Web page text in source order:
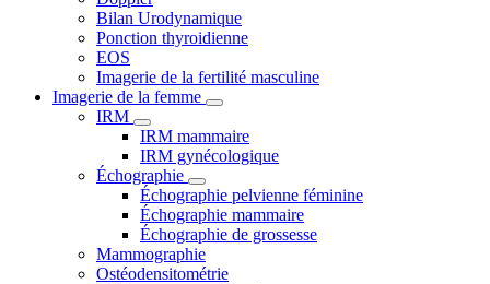
Bilan Urodynamique
Ponction thyroidienne
EOS
Imagerie de la fertilité masculine
Imagerie de la femme
IRM
IRM mammaire
IRM gynécologique
Échographie
Échographie pelvienne féminine
Échographie mammaire
Échographie de grossesse
Mammographie
Ostéodensitométrie